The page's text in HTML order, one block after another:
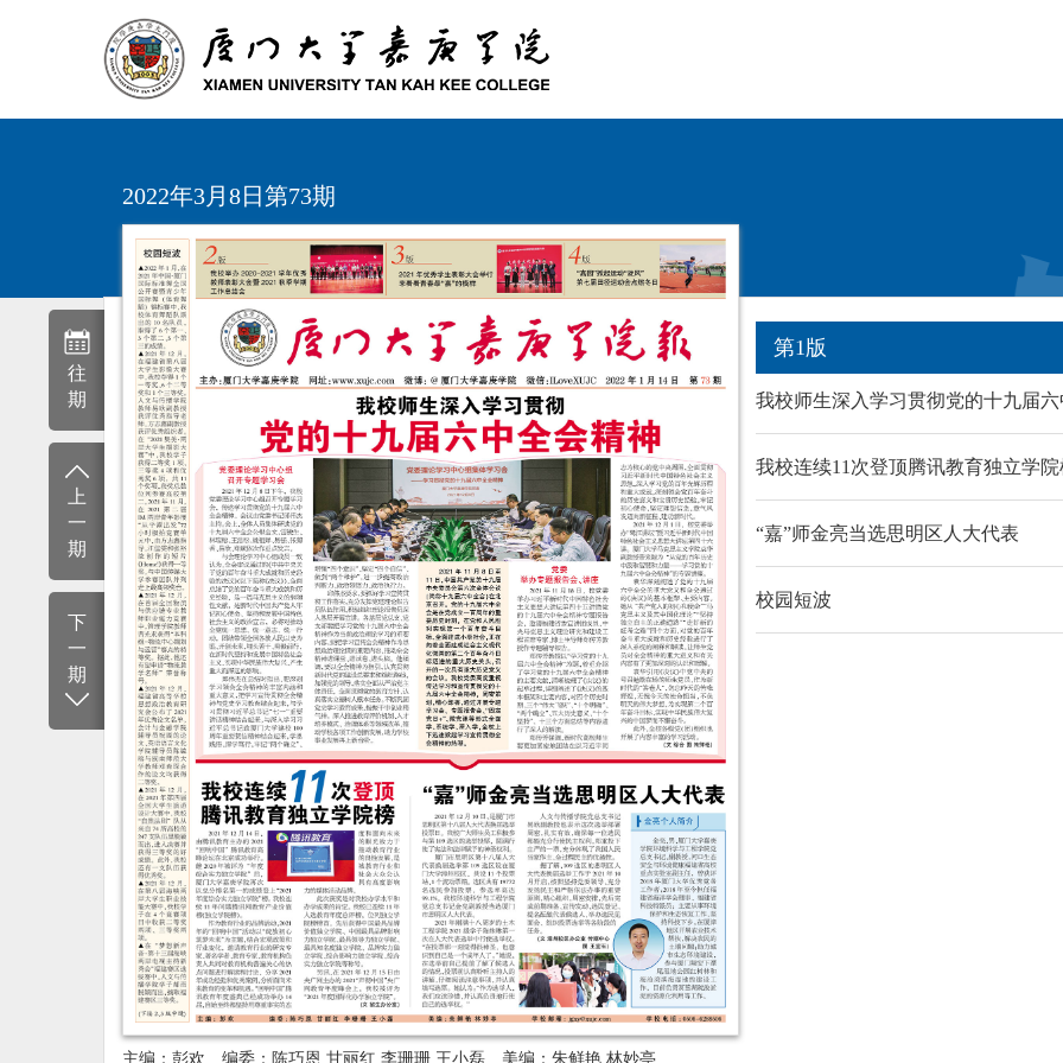
往
期
上
一
期
下
一
期
2022年3月8日第73期
主编：彭欢 编委：陈巧恩 甘丽红 李珊珊 王小磊 美编：朱鲜艳 林妙亭
第1版
我校师生深入学习贯彻党的十九届
我校连续11次登顶腾讯教育独立学院
“嘉”师金亮当选思明区人大代表
校园短波